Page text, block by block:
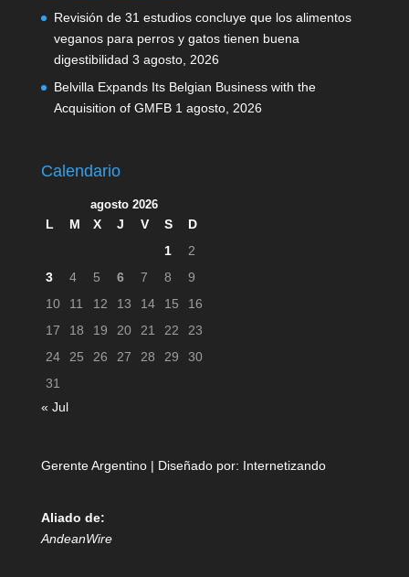
Revisión de 31 estudios concluye que los alimentos
veganos para perros y gatos tienen buena
digestibilidad 3 agosto, 2026
Belvilla Expands Its Belgian Business with the
Acquisition of GMFB 1 agosto, 2026
Calendario
agosto 2026
L M X J V S
D
1
2
3
4 5 6 7 8
9
10
11 12 13 14 15
16
17
18 19 20 21 22
23
24
25 26 27 28 29
30
31
« Jul
Gerente Argentino | Diseñado por: Internetizando
Aliado de:
AndeanWire